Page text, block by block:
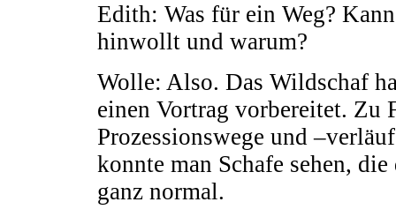
Edith: Was für ein Weg?
hinwollt und warum?
Wolle: Also. Das Wildschaf
einen Vortrag vorbereitet. Zu
Prozessionswege und
konnte man Schafe sehen,
ganz normal.